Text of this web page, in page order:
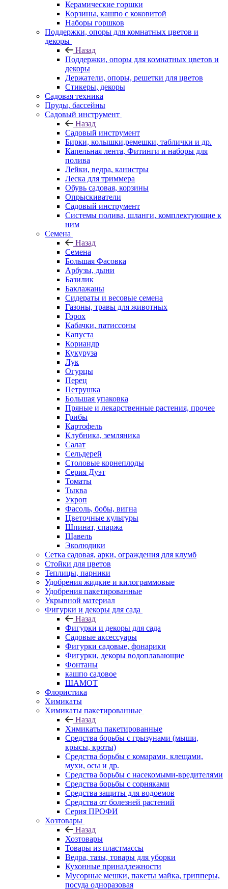
Керамические горшки
Корзины, кашпо с коковитой
Наборы горшков
Поддержки, опоры для комнатных цветов и
декоры
Назад
Поддержки, опоры для комнатных цветов и
декоры
Держатели, опоры, решетки для цветов
Стикеры, декоры
Садовая техника
Пруды, бассейны
Садовый инструмент
Назад
Садовый инструмент
Бирки, колышки,ремешки, таблички и др.
Капельная лента, Фитинги и наборы для
полива
Лейки, ведра, канистры
Леска для триммера
Обувь садовая, корзины
Опрыскиватели
Садовый инструмент
Системы полива, шланги, комплектующие к
ним
Семена
Назад
Семена
Большая Фасовка
Арбузы, дыни
Базилик
Баклажаны
Сидераты и весовые семена
Газоны, травы для животных
Горох
Кабачки, патиссоны
Капуста
Кориандр
Кукуруза
Лук
Огурцы
Перец
Петрушка
Большая упаковка
Пряные и лекарственные растения, прочее
Грибы
Картофель
Клубника, земляника
Салат
Сельдерей
Столовые корнеплоды
Серия Дуэт
Томаты
Тыква
Укроп
Фасоль, бобы, вигна
Цветочные культуры
Шпинат, спаржа
Щавель
Эколюдики
Сетка садовая, арки, ограждения для клумб
Стойки для цветов
Теплицы, парники
Удобрения жидкие и килограммовые
Удобрения пакетированные
Укрывной материал
Фигурки и декоры для сада
Назад
Фигурки и декоры для сада
Садовые аксессуары
Фигурки садовые, фонарики
Фигурки, декоры водоплавающие
Фонтаны
кашпо садовое
ШАМОТ
Флористика
Химикаты
Химикаты пакетированные
Назад
Химикаты пакетированные
Средства борьбы с грызунами (мыши,
крысы, кроты)
Средства борьбы с комарами, клещами,
мухи, осы и др.
Средства борьбы с насекомыми-вредителями
Средства борьбы с сорняками
Средства защиты для водоемов
Средства от болезней растений
Серия ПРОФИ
Хозтовары
Назад
Хозтовары
Товары из пластмассы
Ведра, тазы, товары для уборки
Кухонные принадлежности
Мусорные мешки, пакеты майка, грипперы,
посуда одноразовая